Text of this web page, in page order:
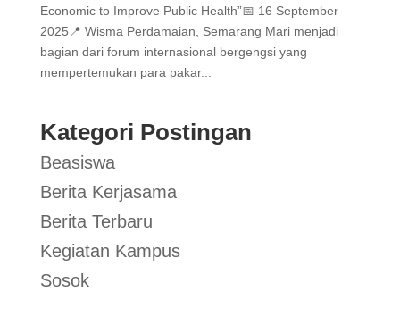
Economic to Improve Public Health”📅 16 September
2025📍 Wisma Perdamaian, Semarang Mari menjadi
bagian dari forum internasional bergengsi yang
mempertemukan para pakar...
Kategori Postingan
Beasiswa
Berita Kerjasama
Berita Terbaru
Kegiatan Kampus
Sosok